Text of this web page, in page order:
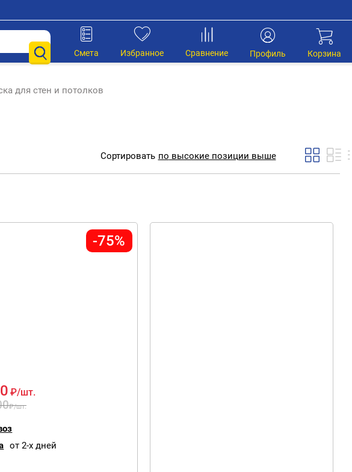
Корзина
Профиль
Сравнение
Избранное
Смета
для стен и потолков
Сортировать по высокие позиции выше
-75%
₽/шт.
₽/шт.
от 2-х дней